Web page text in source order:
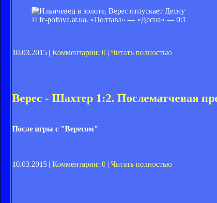
© fc-poltava.at.ua. «Полтава» — «Десна» — 0:1
10.03.2015 | Комментарии: 0 | Читать полностью
Верес - Шахтер 1:2. Послематчевая
После игры с "Вересом"
10.03.2015 | Комментарии: 0 | Читать полностью